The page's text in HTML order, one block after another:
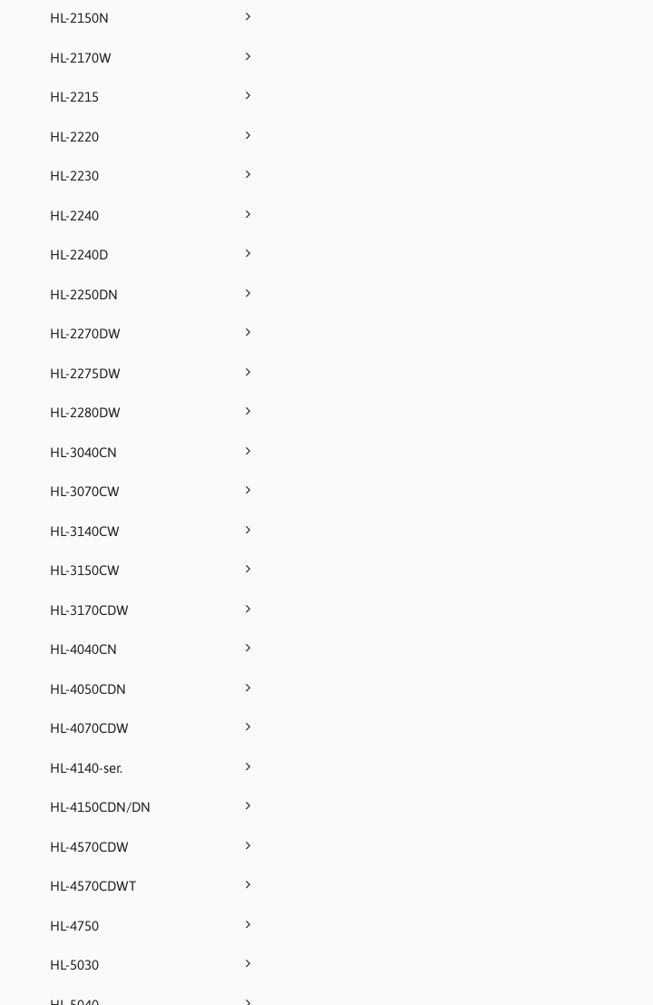
HL-2150N
HL-2170W
HL-2215
HL-2220
HL-2230
HL-2240
HL-2240D
HL-2250DN
HL-2270DW
HL-2275DW
HL-2280DW
HL-3040CN
HL-3070CW
HL-3140CW
HL-3150CW
HL-3170CDW
HL-4040CN
HL-4050CDN
HL-4070CDW
HL-4140-ser.
HL-4150CDN/DN
HL-4570CDW
HL-4570CDWT
HL-4750
HL-5030